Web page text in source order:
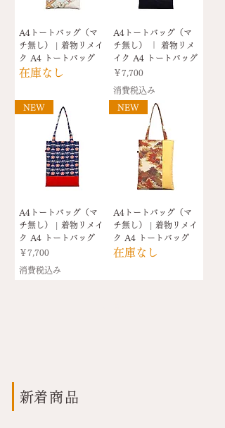
A4トートバッグ（マ
チ無し） | 着物リメイ
ク A4 トートバッグ
在庫なし
A4トートバッグ（マ
チ無し） ｜ 着物リメ
イク A4 トートバッグ
価格
￥7,700
消費税込み
NEW
A4トートバッグ（マ
チ無し） | 着物リメイ
ク A4 トートバッグ
価格
￥7,700
消費税込み
NEW
A4トートバッグ（マ
チ無し） | 着物リメイ
ク A4 トートバッグ
在庫なし
​新着商品